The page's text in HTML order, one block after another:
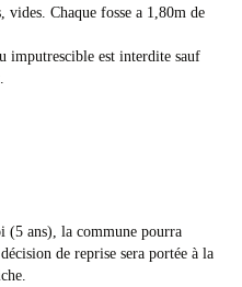
vides. Chaque fosse a 1,80m de
imputrescible est interdite sauf
ans), la commune pourra
de reprise sera portée à la